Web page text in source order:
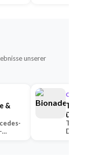
unserer
&
Case